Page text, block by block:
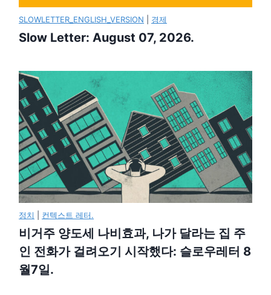
SLOWLETTER_ENGLISH_VERSION 경제
Slow Letter: August 07, 2026.
정치 컨텍스트 레터.
비거주 양도세 나비효과, 나가 달라는 집 주
인 전화가 걸려오기 시작했다: 슬로우레터 8
월7일.